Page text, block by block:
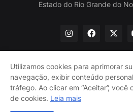
Estado do Rio Grande do
Início Quem Somos
Contate-nos
Utilizamos cookies para aprimorar
navegação, exibir conteúdo
tráfego. Ao clicar em “Aceitar”, você
de cookies. Leia mais